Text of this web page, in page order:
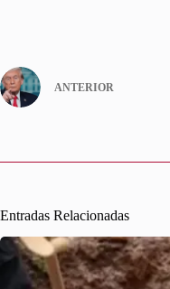
ANTERIOR
Entradas Relacionadas